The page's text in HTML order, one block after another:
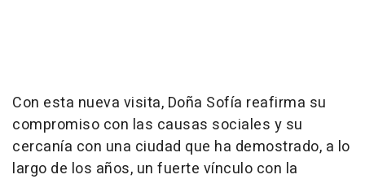
Con esta nueva visita, Doña Sofía reafirma su
compromiso con las causas sociales y su
cercanía con una ciudad que ha demostrado, a lo
largo de los años, un fuerte vínculo con la